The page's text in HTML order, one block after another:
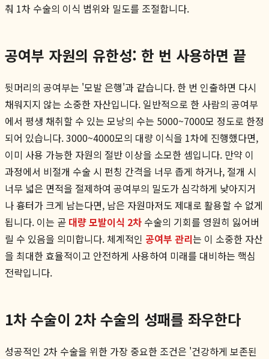
춰 1차 수술의 이식 범위와 밀도를 조절합니다.
공여부 자원의 유한성: 한 번 사용하면 끝
뒷머리의 공여부는 '모발 은행'과 같습니다. 한 번 인출하면 다시
채워지지 않는 소중한 자산입니다. 일반적으로 한 사람의 공여부
에서 평생 채취할 수 있는 모낭의 수는 5000~7000모 정도로 한정
되어 있습니다. 3000~4000모의 대량 이식을 1차에 진행했다면,
이미 사용 가능한 자원의 절반 이상을 소모한 셈입니다. 만약 이
과정에서 비절개 수술 시 펀칭 간격을 너무 좁게 하거나, 절개 시
너무 넓은 면적을 절제하여 공여부의 밀도가 심각하게 낮아지거
나 흉터가 크게 남는다면, 남은 자원마저도 제대로 활용할 수 없게
됩니다. 이는 곧 대량 모발이식 2차 수술의 기회를 영원히 잃어버
릴 수 있음을 의미합니다. 체계적인 공여부 관리는 이 소중한 자산
을 최대한 효율적이고 안전하게 사용하여 미래를 대비하는 핵심
전략입니다.
1차 수술이 2차 수술의 성패를 좌우한다
성공적인 2차 수술을 위한 가장 중요한 조건은 '건강하게 보존된